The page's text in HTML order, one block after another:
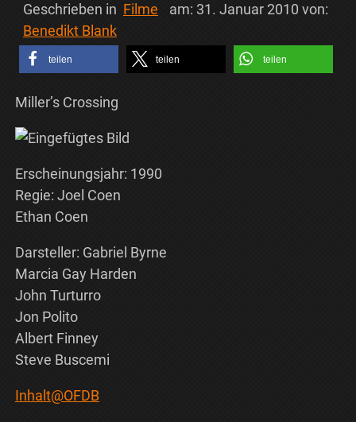
Geschrieben in Filme am: 31. Januar 2010 von:
Benedikt Blank
teilen teilen teilen
Miller’s Crossing
Erscheinungsjahr: 1990
Regie: Joel Coen
Ethan Coen
Darsteller: Gabriel Byrne
Marcia Gay Harden
John Turturro
Jon Polito
Albert Finney
Steve Buscemi
Inhalt@OFDB